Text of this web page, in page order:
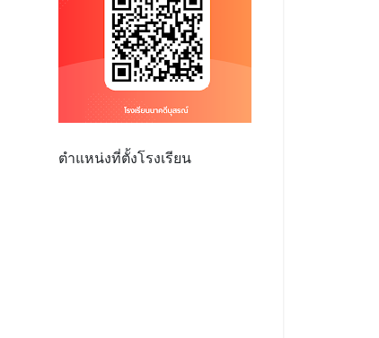
ตำแหน่งที่ตั้งโรงเรียน